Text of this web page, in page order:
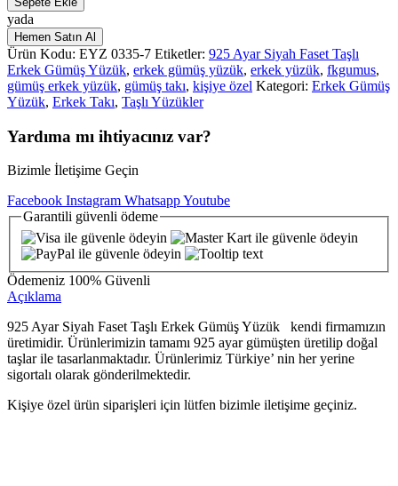
yada
Hemen Satın Al
Ürün Kodu: EYZ 0335-7 Etiketler: 925 Ayar Siyah Faset Taşlı
Erkek Gümüş Yüzük, erkek gümüş yüzük, erkek yüzük, fkgumus,
gümüş erkek yüzük, gümüş takı, kişiye özel Kategori: Erkek Gümüş
Yüzük, Erkek Takı, Taşlı Yüzükler
Yardıma mı ihtiyacınız var?
Bizimle İletişime Geçin
Facebook Instagram WhatsappYoutube
Garantili güvenli ödeme
Ödemeniz 100% Güvenli
Açıklama
925 Ayar Siyah Faset Taşlı Erkek Gümüş Yüzük kendi firmamızın
üretimidir. Ürünlerimizin tamamı 925 ayar gümüşten üretilip doğal
taşlar ile tasarlanmaktadır. Ürünlerimiz Türkiye’ nin her yerine
sigortalı olarak gönderilmektedir.
Kişiye özel ürün siparişleri için lütfen bizimle iletişime geçiniz.